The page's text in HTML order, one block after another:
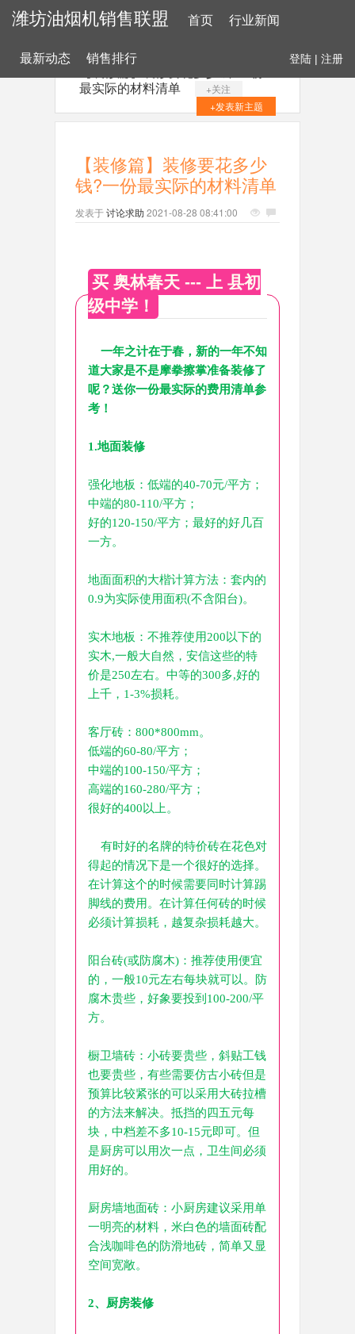
潍坊油烟机销售联盟 首页 行业新闻
最新动态 销售排行 登陆 | 注册
最实际的材料清单
+关注
+发表新主题
【装修篇】装修要花多少
钱?一份最实际的材料清单
发表于讨论求助 2021-08-28 08:41:00
买 奥林春天 --- 上 县初
级中学！
    一年之计在于春，新的一年不知
道大家是不是摩拳擦掌准备装修了
呢？送你一份最实际的费用清单参
考！
1.地面装修
强化地板：低端的40-70元/平方；
中端的80-110/平方；
好的120-150/平方；最好的好几百
一方。
地面面积的大楷计算方法：套内的
0.9为实际使用面积(不含阳台)。
实木地板：不推荐使用200以下的
实木,一般大自然，安信这些的特
价是250左右。中等的300多,好的
上千，1-3%损耗。
客厅砖：800*800mm。
低端的60-80/平方；
中端的100-150/平方；
高端的160-280/平方；
很好的400以上。
有时好的名牌的特价砖在花色对
得起的情况下是一个很好的选择。
在计算这个的时候需要同时计算踢
脚线的费用。在计算任何砖的时候
必须计算损耗，越复杂损耗越大。
阳台砖(或防腐木)：推荐使用便宜
的，一般10元左右每块就可以。防
腐木贵些，好象要投到100-200/平
方。
橱卫墙砖：小砖要贵些，斜贴工钱
也要贵些，有些需要仿古小砖但是
预算比较紧张的可以采用大砖拉槽
的方法来解决。抵挡的四五元每
块，中档差不多10-15元即可。但
是厨房可以用次一点，卫生间必须
用好的。
厨房墙地面砖：小厨房建议采用单
一明亮的材料，米白色的墙面砖配
合浅咖啡色的防滑地砖，简单又显
空间宽敞。
2、厨房装修